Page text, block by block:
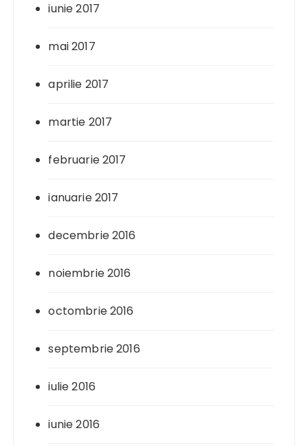
iunie 2017
mai 2017
aprilie 2017
martie 2017
februarie 2017
ianuarie 2017
decembrie 2016
noiembrie 2016
octombrie 2016
septembrie 2016
iulie 2016
iunie 2016